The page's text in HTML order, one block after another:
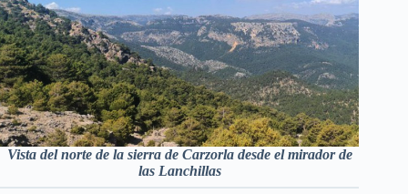
Vista del norte de la sierra de Carzorla desde el mirador de
las Lanchillas